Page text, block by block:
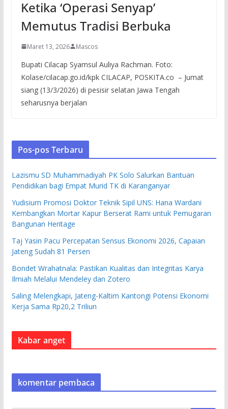
Ketika ‘Operasi Senyap’
Memutus Tradisi Berbuka
Maret 13, 2026 Mascos
Bupati Cilacap Syamsul Auliya Rachman. Foto:
Kolase/cilacap.go.id/kpk CILACAP, POSKITA.co – Jumat
siang (13/3/2026) di pesisir selatan Jawa Tengah
seharusnya berjalan
Pos-pos Terbaru
Lazismu SD Muhammadiyah PK Solo Salurkan Bantuan
Pendidikan bagi Empat Murid TK di Karanganyar
Yudisium Promosi Doktor Teknik Sipil UNS: Hana Wardani
Kembangkan Mortar Kapur Berserat Rami untuk Pemugaran
Bangunan Heritage
Taj Yasin Pacu Percepatan Sensus Ekonomi 2026, Capaian
Jateng Sudah 81 Persen
Bondet Wrahatnala: Pastikan Kualitas dan Integritas Karya
Ilmiah Melalui Mendeley dan Zotero
Saling Melengkapi, Jateng-Kaltim Kantongi Potensi Ekonomi
Kerja Sama Rp20,2 Triliun
Kabar anget
komentar pembaca